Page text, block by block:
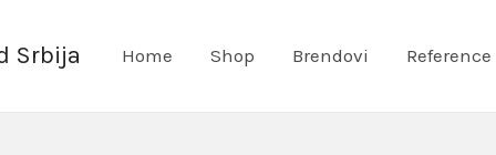
Srbija Home Shop Brendovi Reference